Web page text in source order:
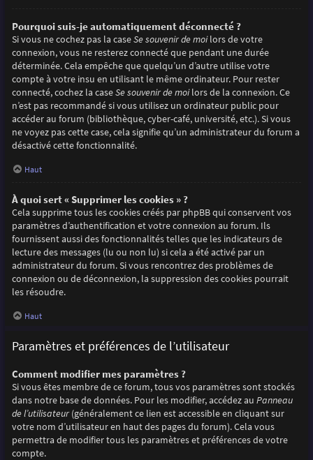
Pourquoi suis-je automatiquement déconnecté ?
Si vous ne cochez pas la caseSe souvenir de moilors de votre
connexion, vous ne resterez connecté que pendant une durée
déterminée. Cela empêche que quelqu’un d’autre utilise votre
compte à votre insu en utilisant le même ordinateur. Pour rester
connecté, cochez la caseSe souvenir de moilors de la connexion. Ce
n’est pas recommandé si vous utilisez un ordinateur public pour
accéder au forum (bibliothèque, cyber-café, université, etc.). Si vous
ne voyez pas cette case, cela signifie qu’un administrateur du forum a
désactivé cette fonctionnalité.
Haut
À quoi sert « Supprimer les cookies » ?
Cela supprime tous les cookies créés par phpBB qui conservent vos
paramètres d’authentification et votre connexion au forum. Ils
fournissent aussi des fonctionnalités telles que les indicateurs de
lecture des messages (lu ou non lu) si cela a été activé par un
administrateur du forum. Si vous rencontrez des problèmes de
connexion ou de déconnexion, la suppression des cookies pourrait
les résoudre.
Haut
Paramètres et préférences de l’utilisateur
Comment modifier mes paramètres ?
Si vous êtes membre de ce forum, tous vos paramètres sont stockés
dans notre base de données. Pour les modifier, accédez au Panneau
de l’utilisateur(généralement ce lien est accessible en cliquant sur
votre nom d’utilisateur en haut des pages du forum). Cela vous
permettra de modifier tous les paramètres et préférences de votre
compte.